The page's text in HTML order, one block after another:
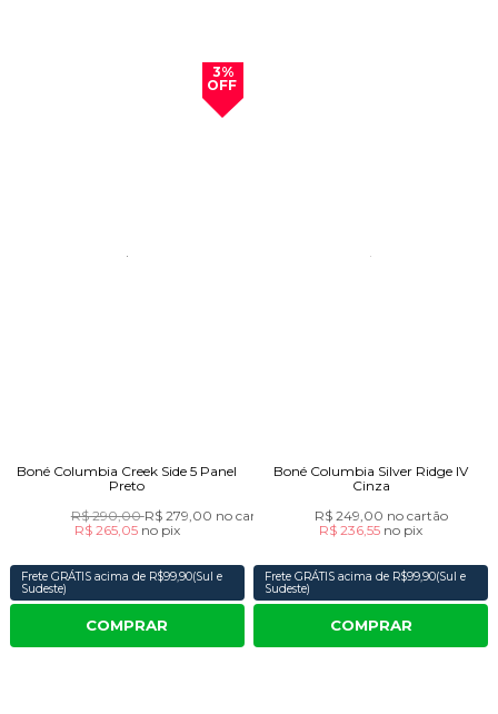
3%
OFF
Boné Columbia Creek Side 5 Panel
Preto
R$ 290,00R$ 279,00 no cartão
R$ 265,05 no pix
Frete GRÁTIS acima de R$99,90(Sul e
Sudeste)
COMPRAR
Boné Columbia Silver Ridge IV
Cinza
R$ 249,00 no cartão
R$ 236,55 no pix
Frete GRÁTIS acima de R$99,90(Sul e
Sudeste)
COMPRAR